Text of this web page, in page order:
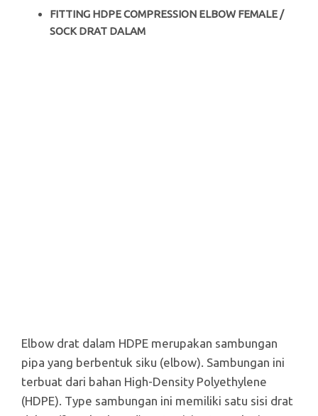
FITTING HDPE COMPRESSION ELBOW FEMALE /
SOCK DRAT DALAM
Elbow drat dalam HDPE merupakan sambungan
pipa yang berbentuk siku (elbow). Sambungan ini
terbuat dari bahan High-Density Polyethylene
(HDPE). Type sambungan ini memiliki satu sisi drat